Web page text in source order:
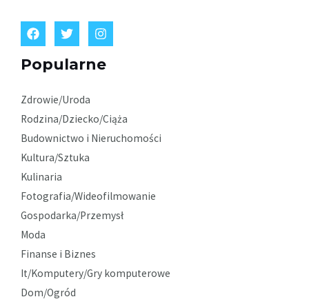
Popularne
Zdrowie/Uroda
Rodzina/Dziecko/Ciąża
Budownictwo i Nieruchomości
Kultura/Sztuka
Kulinaria
Fotografia/Wideofilmowanie
Gospodarka/Przemysł
Moda
Finanse i Biznes
It/Komputery/Gry komputerowe
Dom/Ogród